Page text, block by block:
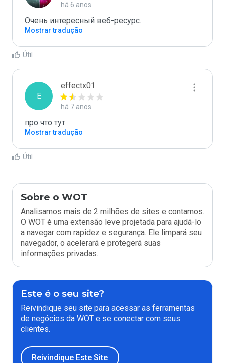
há 6 anos
Очень интересный веб-ресурс.
Mostrar tradução
Útil
E
effectx01
há 7 anos
про что тут
Mostrar tradução
Útil
Sobre o WOT
Analisamos mais de 2 milhões de sites e contamos.
O WOT é uma extensão leve projetada para ajudá-lo
a navegar com rapidez e segurança. Ele limpará seu
navegador, o acelerará e protegerá suas
informações privadas.
Este é o seu site?
Reivindique seu site para acessar as ferramentas
de negócios da WOT e se conectar com seus
clientes.
Reivindique Este Site